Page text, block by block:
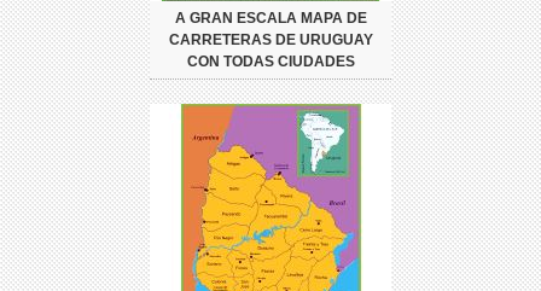
A GRAN ESCALA MAPA DE
CARRETERAS DE URUGUAY
CON TODAS CIUDADES